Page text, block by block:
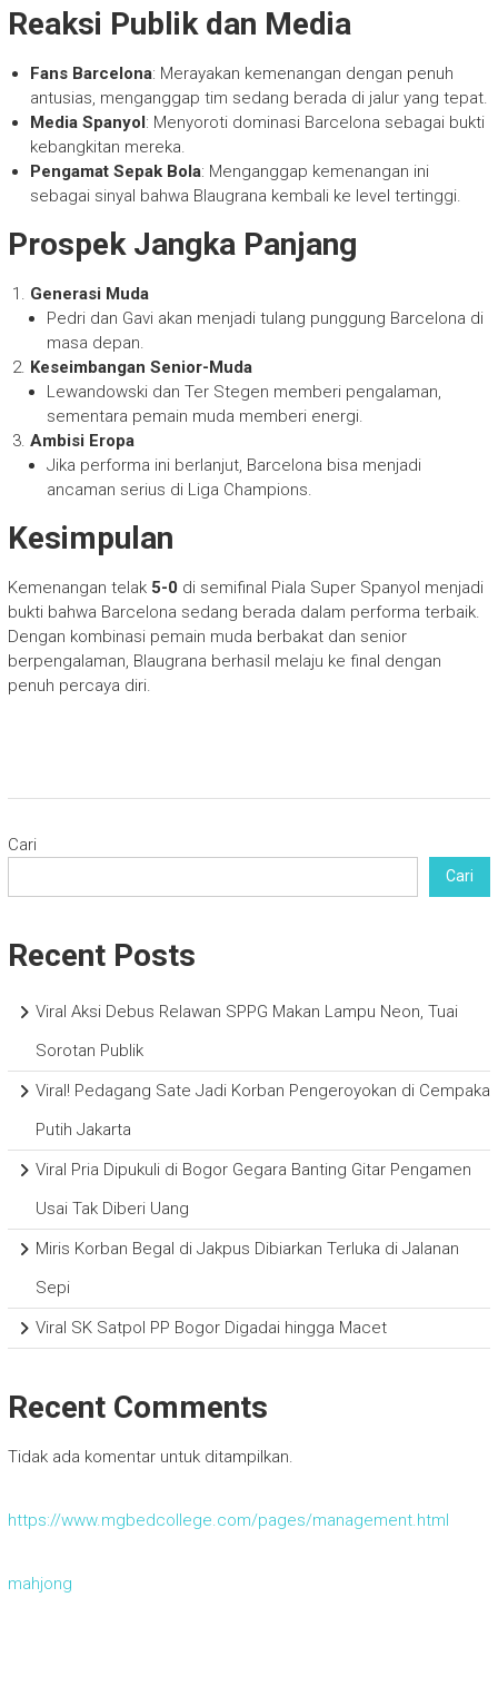
Reaksi Publik dan Media
Fans Barcelona: Merayakan kemenangan dengan penuh
antusias, menganggap tim sedang berada di jalur yang tepat.
Media Spanyol: Menyoroti dominasi Barcelona sebagai bukti
kebangkitan mereka.
Pengamat Sepak Bola: Menganggap kemenangan ini
sebagai sinyal bahwa Blaugrana kembali ke level tertinggi.
Prospek Jangka Panjang
Generasi Muda
Pedri dan Gavi akan menjadi tulang punggung Barcelona di
masa depan.
Keseimbangan Senior-Muda
Lewandowski dan Ter Stegen memberi pengalaman,
sementara pemain muda memberi energi.
Ambisi Eropa
Jika performa ini berlanjut, Barcelona bisa menjadi
ancaman serius di Liga Champions.
Kesimpulan
Kemenangan telak 5-0 di semifinal Piala Super Spanyol menjadi
bukti bahwa Barcelona sedang berada dalam performa terbaik.
Dengan kombinasi pemain muda berbakat dan senior
berpengalaman, Blaugrana berhasil melaju ke final dengan
penuh percaya diri.
Cari
Cari
Recent Posts
Viral Aksi Debus Relawan SPPG Makan Lampu Neon, Tuai
Sorotan Publik
Viral! Pedagang Sate Jadi Korban Pengeroyokan di Cempaka
Putih Jakarta
Viral Pria Dipukuli di Bogor Gegara Banting Gitar Pengamen
Usai Tak Diberi Uang
Miris Korban Begal di Jakpus Dibiarkan Terluka di Jalanan
Sepi
Viral SK Satpol PP Bogor Digadai hingga Macet
Recent Comments
Tidak ada komentar untuk ditampilkan.
https://www.mgbedcollege.com/pages/management.html
mahjong